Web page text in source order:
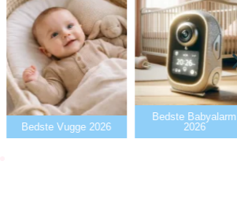
Bedste Vugge 2026
Bedste Babyalarm
2026